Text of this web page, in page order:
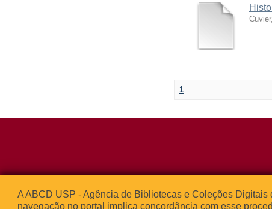
1
Rua da Praça
05508-050 –
A ABCD USP - Agência de Bibliotecas e Coleções
navegação no portal implica concordância com esse